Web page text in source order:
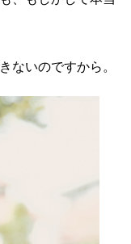
ないのですから。